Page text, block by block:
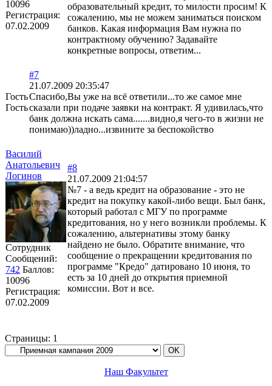
10096
Регистрация:
07.02.2009
образовательный кредит, то милости просим! К
сожалению, мы не можем заниматься поиском
банков. Какая информация Вам нужна по
контрактному обучению? Задавайте
конкретные вопросы, ответим...
Гость
Гость
#7
21.07.2009 20:35:47
Спасибо,Вы уже на всё ответили...то же самое мне
сказали при подаче заявки на контракт. Я удивилась,что
банк должна искать сама.......видно,я чего-то в жизни не
понимаю))ладно...извините за беспокойство
Василий
Анатольевич
Логинов
Сотрудник
Сообщений:
742 Баллов:
10096
Регистрация:
07.02.2009
#8
21.07.2009 21:04:57
№7 - а ведь кредит на образование - это не
кредит на покупку какой-либо вещи. Был банк,
который работал с МГУ по программе
кредитования, но у него возникли проблемы. К
сожалению, альтернативы этому банку
найдено не было. Обратите внимание, что
сообщение о прекращении кредитования по
программе "Кредо" датировано 10 июня, то
есть за 10 дней до открытия приемной
комиссии. Вот и все.
Страницы: 1
Наш Факультет